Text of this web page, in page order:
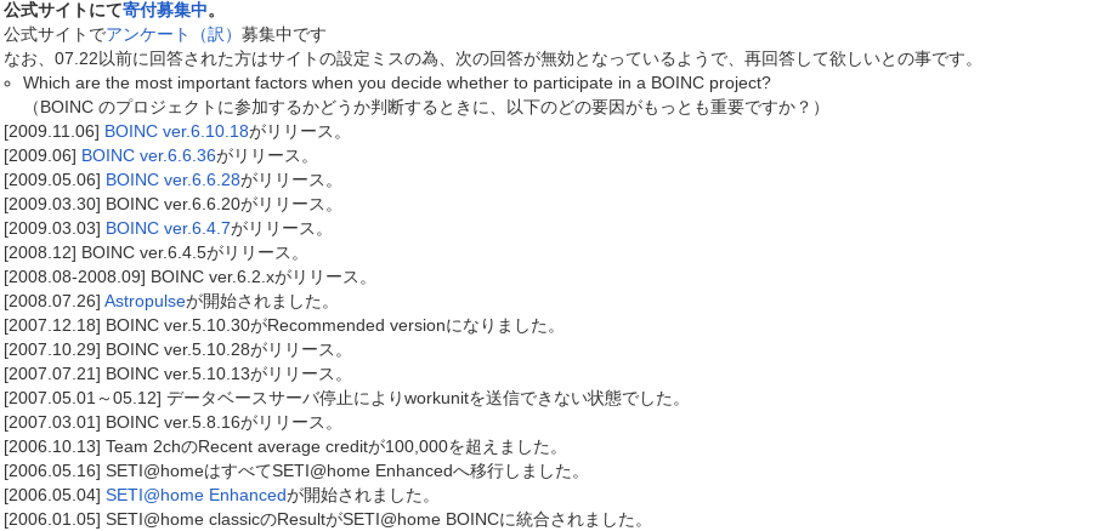
公式サイトにて寄付募集中。
公式サイトでアンケート （訳） 募集中です
なお、07.22以前に回答された方はサイトの設定ミスの為、次の回答が無効となっているようで、再回答して欲しいとの事です。
Which are the most important factors when you decide whether to participate in a BOINC project?
（BOINC のプロジェクトに参加するかどうか判断するときに、以下のどの要因がもっとも重要ですか？）
[2009.11.06] BOINC ver.6.10.18がリリース。
[2009.06] BOINC ver.6.6.36がリリース。
[2009.05.06] BOINC ver.6.6.28がリリース。
[2009.03.30] BOINC ver.6.6.20がリリース。
[2009.03.03] BOINC ver.6.4.7がリリース。
[2008.12] BOINC ver.6.4.5がリリース。
[2008.08-2008.09] BOINC ver.6.2.xがリリース。
[2008.07.26] Astropulseが開始されました。
[2007.12.18] BOINC ver.5.10.30がRecommended versionになりました。
[2007.10.29] BOINC ver.5.10.28がリリース。
[2007.07.21] BOINC ver.5.10.13がリリース。
[2007.05.01～05.12] データベースサーバ停止によりworkunitを送信できない状態でした。
[2007.03.01] BOINC ver.5.8.16がリリース。
[2006.10.13] Team 2chのRecent average creditが100,000を超えました。
[2006.05.16] SETI@homeはすべてSETI@home Enhancedへ移行しました。
[2006.05.04] SETI@home Enhancedが開始されました。
[2006.01.05] SETI@home classicのResultがSETI@home BOINCに統合されました。